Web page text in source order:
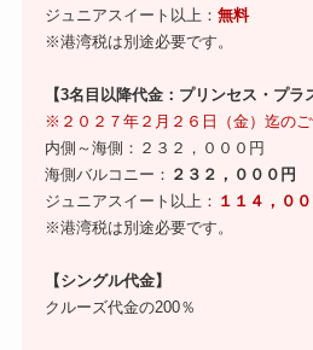
ジュニアスイート以上：無料
※港湾税は別途必要です。
【3名目以降代金：プリンセス・プラ
※２０２７年２月２６日（金）迄の
内側～海側：２３２，０００円
海側バルコニー： ２３２，０００円
ジュニアスイート以上： １１４，０
※港湾税は別途必要です。
【シングル代金】
クルーズ代金の200％